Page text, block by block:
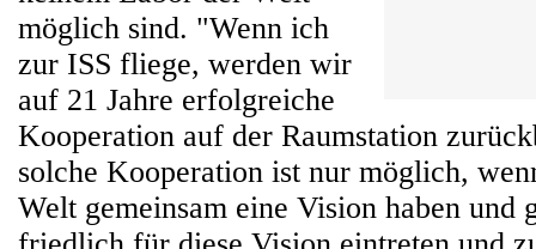
möglich sind. "Wenn ich
zur ISS fliege, werden wir
auf 21 Jahre erfolgreiche
Kooperation auf der Raumstation
solche Kooperation ist nur möglich,
Welt gemeinsam eine Vision haben und